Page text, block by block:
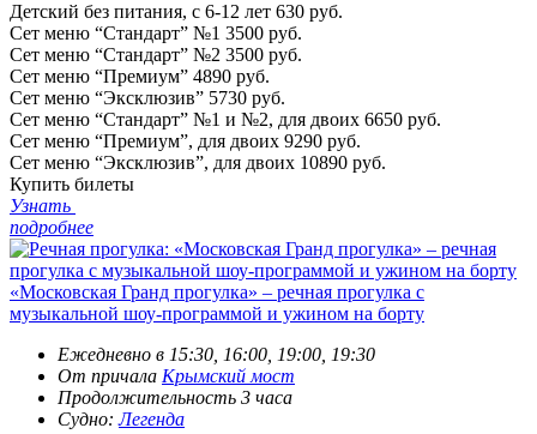
Детский без питания, с 6-12 лет 630 руб.
Сет меню “Стандарт” №1 3500 руб.
Сет меню “Стандарт” №2 3500 руб.
Сет меню “Премиум” 4890 руб.
Сет меню “Эксклюзив” 5730 руб.
Сет меню “Стандарт” №1 и №2, для двоих 6650 руб.
Сет меню “Премиум”, для двоих 9290 руб.
Сет меню “Эксклюзив”, для двоих 10890 руб.
Купить билеты
Узнать
подробнее
«Московская Гранд прогулка» – речная прогулка с
музыкальной шоу-программой и ужином на борту
Ежедневно в 15:30, 16:00, 19:00, 19:30
От причала Крымский мост
Продолжительность 3 часа
Судно:Легенда